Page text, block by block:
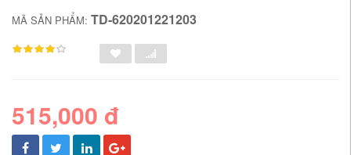
MÃ SẢN PHẨM: TD-620201221203
515,000 đ